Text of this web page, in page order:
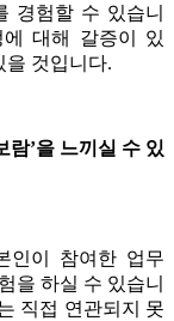
경험할 수 있습니
대해 갈증이 있
을 것입니다.
람’을 느끼실 수 있
인이 참여한 업무
을 하실 수 있습니
직접 연관되지 못